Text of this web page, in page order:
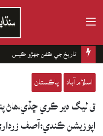
تاريخ جي ڪفن جھڙو ڪيس
اسلام آباد پاڪستان
ق ليگ دير ڪري ڇڏي،هاڻ
اپوزيشن ڪندي:آصف